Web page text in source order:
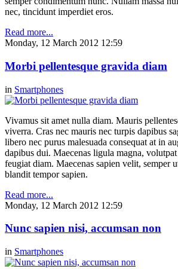
nec, tincidunt imperdiet eros.
Read more...
Monday, 12 March 2012 12:59
Morbi pellentesque gravida diam
in Smartphones
Vivamus sit amet nulla diam. Mauris
viverra. Cras nec mauris nec turpis dapibus
libero nec purus malesuada consequat at in
dapibus dui. Maecenas ligula magna,
feugiat diam. Maecenas sapien velit, semper
blandit tempor sapien.
Read more...
Monday, 12 March 2012 12:59
Nunc sapien nisi, accumsan non
in Smartphones